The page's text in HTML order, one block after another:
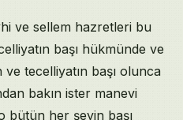
ve sellem hazretleri bu
başı hükmünde ve
tecelliyatın başı olunca
bakın ister manevi
bütün her şeyin başı